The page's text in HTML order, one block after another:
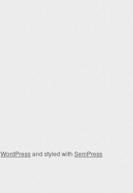
WordPressand styled with SemPress